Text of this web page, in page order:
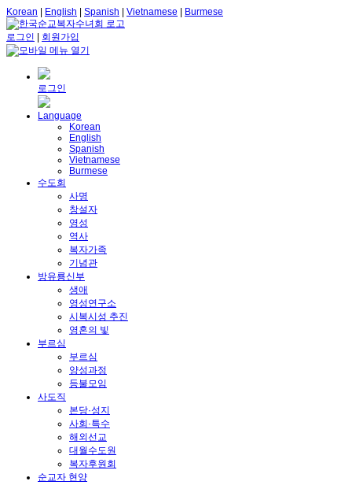
Korean English Spanish Vietnamese Burmese
로그인 회원가입
로그인
Language
Korean
English
Spanish
Vietnamese
Burmese
수도회
사명
창설자
영성
역사
복자가족
기념관
방유룡신부
생애
영성연구소
시복시성 추진
영혼의 빛
부르심
부르심
양성과정
등불모임
사도직
본당·성지
사회·특수
해외선교
대월수도원
복자후원회
순교자 현양